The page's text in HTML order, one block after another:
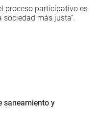
proceso participativo es
más justa”.